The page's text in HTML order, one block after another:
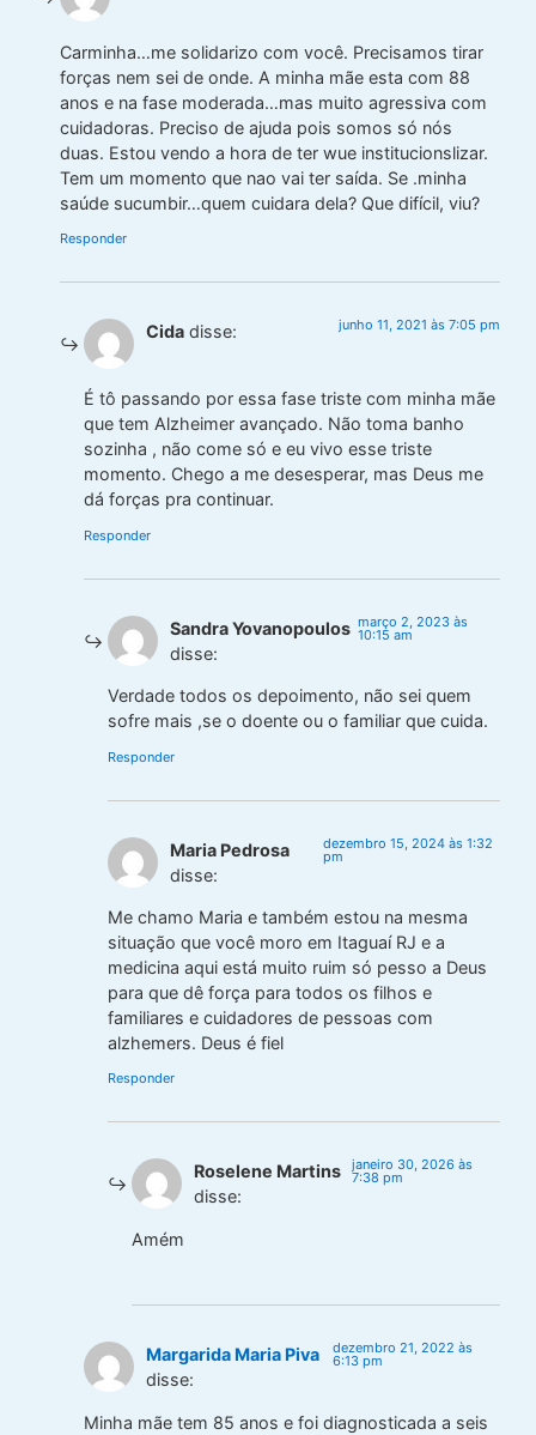
Carminha…me solidarizo com você. Precisamos tirar
forças nem sei de onde. A minha mãe esta com 88
anos e na fase moderada…mas muito agressiva com
cuidadoras. Preciso de ajuda pois somos só nós
duas. Estou vendo a hora de ter wue institucionslizar.
Tem um momento que nao vai ter saída. Se .minha
saúde sucumbir…quem cuidara dela? Que difícil, viu?
Responder
Cida disse: junho 11, 2021 às 7:05 pm
É tô passando por essa fase triste com minha mãe
que tem Alzheimer avançado. Não toma banho
sozinha , não come só e eu vivo esse triste
momento. Chego a me desesperar, mas Deus me
dá forças pra continuar.
Responder
Sandra Yovanopoulos
disse:
março 2, 2023 às
10:15 am
Verdade todos os depoimento, não sei quem
sofre mais ,se o doente ou o familiar que cuida.
Responder
Maria Pedrosa
disse:
dezembro 15, 2024 às 1:32
pm
Me chamo Maria e também estou na mesma
situação que você moro em Itaguaí RJ e a
medicina aqui está muito ruim só pesso a Deus
para que dê força para todos os filhos e
familiares e cuidadores de pessoas com
alzhemers. Deus é fiel
Responder
Roselene Martins
disse:
janeiro 30, 2026 às
7:38 pm
Amém
Margarida Maria Piva
disse:
dezembro 21, 2022 às
6:13 pm
Minha mãe tem 85 anos e foi diagnosticada a seis